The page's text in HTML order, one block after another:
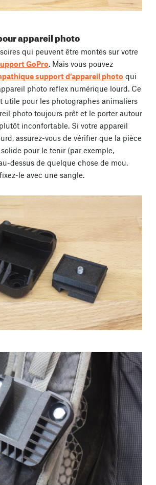
appareil photo
qui peuvent être montés sur votre
GoPro. Mais vous pouvez
support d’appareil photo qui
photo reflex numérique lourd. Ce
utile pour les photographes animaliers
photo toujours prêt et le porter autour
inconfortable. Si votre appareil
assurez-vous de vérifier que la pièce
pour le tenir (par exemple,
dessus de quelque chose de mou,
le avec une sangle.